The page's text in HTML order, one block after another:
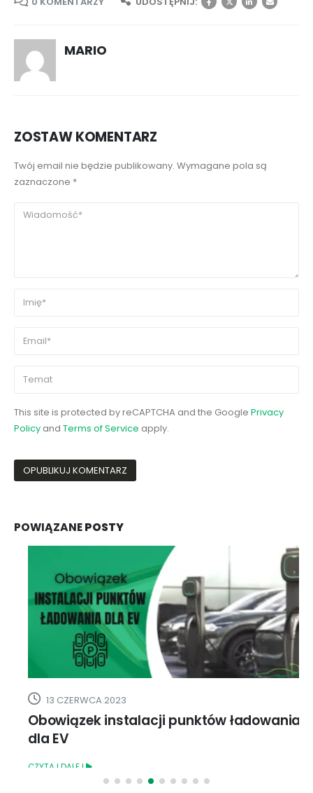
MARIO
ZOSTAW KOMENTARZ
Twój email nie będzie publikowany. Wymagane pola są
zaznaczone *
This site is protected by reCAPTCHA and the Google Privacy
Policy and Terms of Service apply.
POWIĄZANEPOSTY
13 CZERWCA 2023
Obowiązek instalacji punktów ładowania
dla EV
CZYTAJ DALEJ